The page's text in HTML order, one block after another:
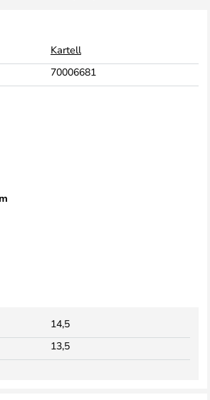
Kartell
70006681
14,5
13,5